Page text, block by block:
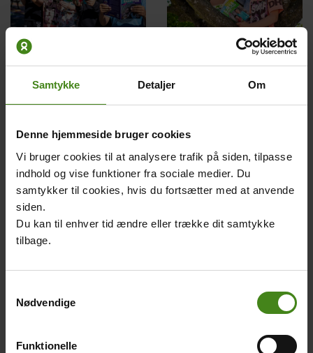
Samtykke Detaljer Om
Denne hjemmeside bruger cookies
Vi bruger cookies til at analysere trafik på siden, tilpasse
indhold og vise funktioner fra sociale medier. Du
samtykker til cookies, hvis du fortsætter med at anvende
siden.
Du kan til enhver tid ændre eller trække dit samtykke
tilbage.
Nødvendige
Funktionelle
Om Hele Verden i
Skole
Hele Verden i Skole er en
skoleskemaet.
Vi står bag
LæseRaketten
spørgsmål
stillede spørgsmål om Hele